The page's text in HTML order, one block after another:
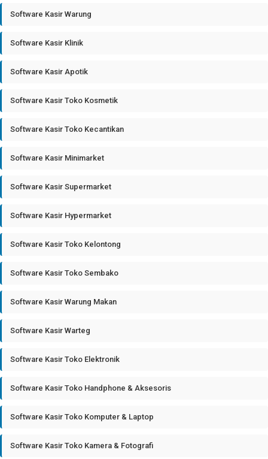
Software Kasir Warung
Software Kasir Klinik
Software Kasir Apotik
Software Kasir Toko Kosmetik
Software Kasir Toko Kecantikan
Software Kasir Minimarket
Software Kasir Supermarket
Software Kasir Hypermarket
Software Kasir Toko Kelontong
Software Kasir Toko Sembako
Software Kasir Warung Makan
Software Kasir Warteg
Software Kasir Toko Elektronik
Software Kasir Toko Handphone & Aksesoris
Software Kasir Toko Komputer & Laptop
Software Kasir Toko Kamera & Fotografi